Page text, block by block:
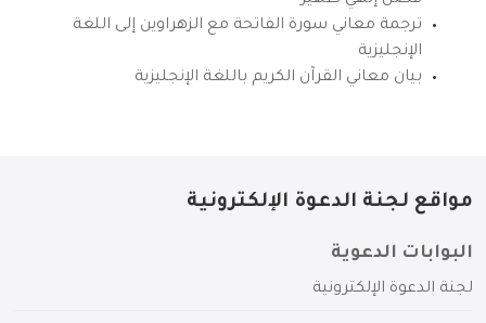
ترجمة معاني سورة الفاتحة مع الزهراوين إلى اللغة
الإنجليزية
بيان معاني القرآن الكريم باللغة الإنجليزية
مواقع لجنة الدعوة الإلكترونية
البوابات الدعوية
لجنة الدعوة الإلكترونية